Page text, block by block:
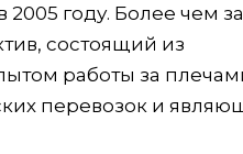
году. Более чем
состоящий из
работы за
перевозок и